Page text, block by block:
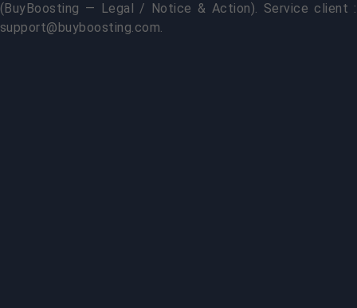
(BuyBoosting — Legal / Notice & Action). Service client :
support@buyboosting.com.